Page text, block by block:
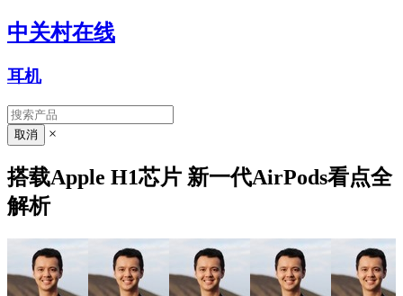
中关村在线
耳机
×
搭载Apple H1芯片 新一代AirPods看点全
解析